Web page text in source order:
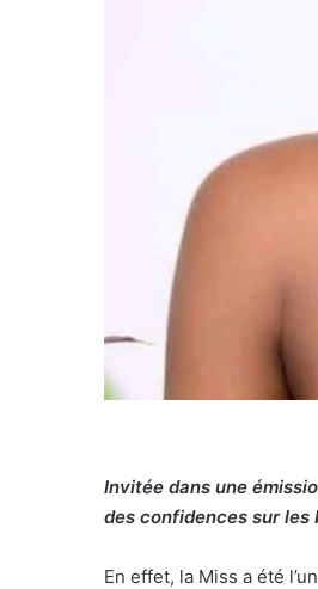
Invitée dans une
des confidences sur les
En effet, la Miss a été